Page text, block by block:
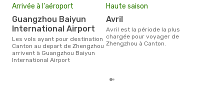
Arrivée à l'aéroport
Guangzhou Baiyun
International Airport
Les vols ayant pour destination
Canton au depart de Zhengzhou
arrivent à Guangzhou Baiyun
International Airport
Haute saison
avril
avril est la période la plus
chargée pour voyager de
Zhengzhou à Canton.